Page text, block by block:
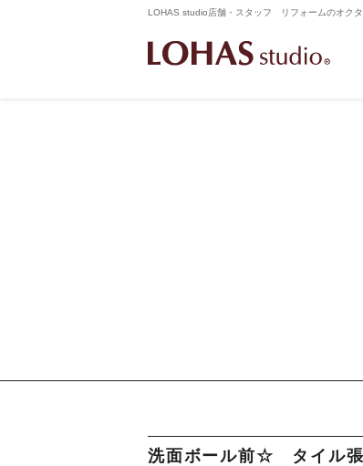
LOHAS studio店舗・スタッフ リフォームのオクタ
洗面ボール前☆ タイル